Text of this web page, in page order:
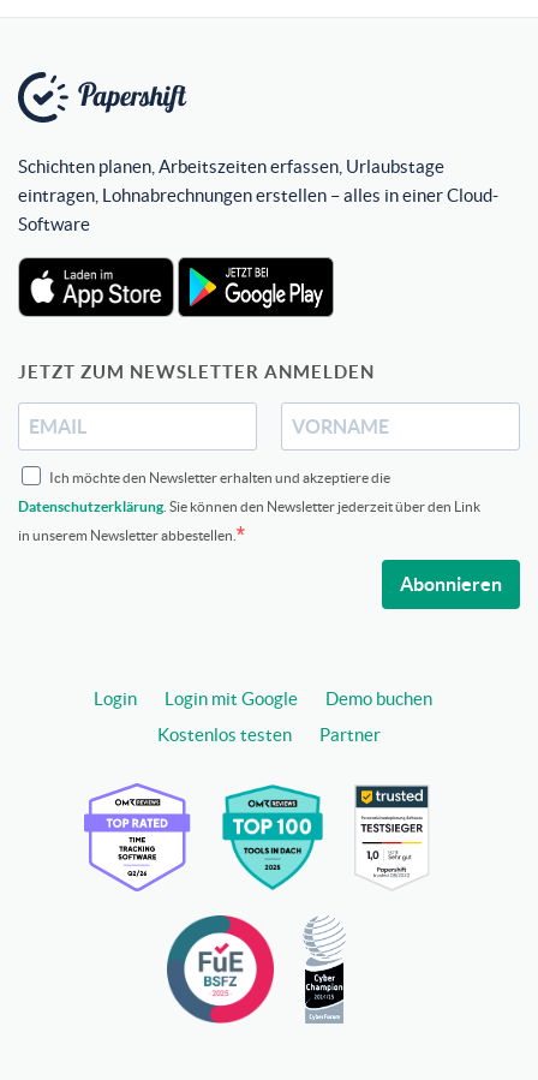
Schichten planen, Arbeitszeiten erfassen, Urlaubstage
eintragen, Lohnabrechnungen erstellen – alles in einer Cloud-
Software
JETZT ZUM NEWSLETTER ANMELDEN
Ich möchte den Newsletter erhalten und akzeptiere die
Datenschutzerklärung . Sie können den Newsletter jederzeit über den Link
in unserem Newsletter abbestellen.
Abonnieren
Login Login mit Google
Demo buchen
Kostenlos testen
Partner